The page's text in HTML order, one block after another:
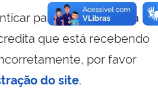
para visualizar essa
que está recebendo
por favor
do site.